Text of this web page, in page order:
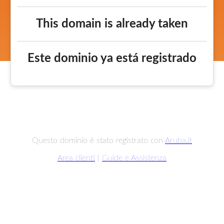
This domain is already taken
Este dominio ya está registrado
Questo dominio è stato registrato con Aruba.it
Area clienti Guide e Assistenza